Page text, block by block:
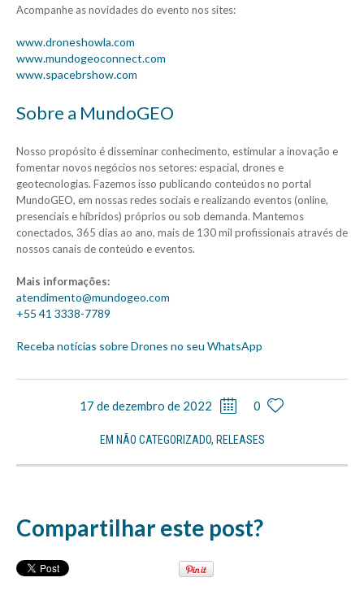
Acompanhe as novidades do evento nos sites:
www.droneshowla.com
www.mundogeoconnect.com
www.spacebrshow.com
Sobre a MundoGEO
Nosso propósito é disseminar conhecimento, estimular a inovação e
fomentar novos negócios nos setores: espacial, drones e
geotecnologias. Fazemos isso publicando conteúdos no portal
MundoGEO, em nossas redes sociais e realizando eventos (online,
presenciais e híbridos) próprios ou sob demanda. Mantemos
conectados, 365 dias ao ano, mais de 130 mil profissionais através de
nossos canais de conteúdo e eventos.
Mais informações:
atendimento@mundogeo.com
+55 41 3338-7789
Receba notícias sobre Drones no seu WhatsApp
17 de dezembro de 2022 0
EM NÃO CATEGORIZADO, RELEASES
Compartilhar este post?